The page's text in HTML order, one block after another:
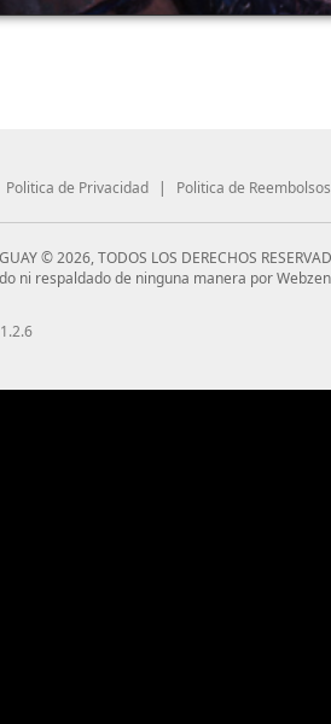
Politica de Privacidad | Politica de Reembolsos
© 2026, TODOS LOS DERECHOS
ni respaldado de ninguna manera por